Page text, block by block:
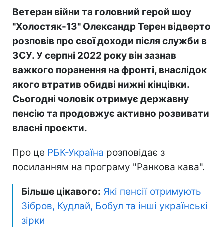
Ветеран війни та головний герой шоу
"Холостяк-13" Олександр Терен відверто
розповів про свої доходи після служби в
ЗСУ. У серпні 2022 року він зазнав
важкого поранення на фронті, внаслідок
якого втратив обидві нижні кінцівки.
Сьогодні чоловік отримує державну
пенсію та продовжує активно розвивати
власні проєкти.
Про це РБК-Україна розповідає з
посиланням на програму "Ранкова кава".
Більше цікавого: Які пенсії отримують
Зібров, Кудлай, Бобул та інші українські
зірки